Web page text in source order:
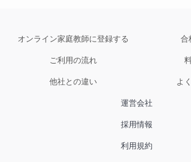
オンライン家庭教師に登録する 合
ご利用の流れ
他社との違い よ
運営会社
採用情報
利用規約